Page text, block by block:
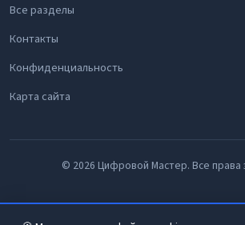
Все разделы
Контакты
Конфиденциальность
Карта сайта
© 2026 Цифровой Мастер. Все